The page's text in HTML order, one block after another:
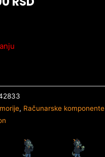
, Računarske komponente